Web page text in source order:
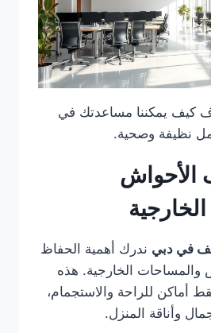
كيف يمكننا مساعدتك في
نظيفة وصحية.
الأحواش
في دبي ندرك أهمية الحفاظ
والمساحات الخارجية. هذه
أماكن للراحة والاستجمام،
وأناقة المنزل.